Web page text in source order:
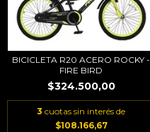
BICICLETA R20 ACERO ROCKY -
FIRE BIRD
$324.500,00
3 cuotas sin interés de
$108.166,67